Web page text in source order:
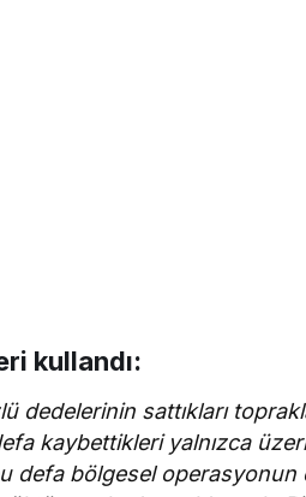
kullandı:
dedelerinin sattıkları
defa kaybettikleri yalnızca
defa bölgesel